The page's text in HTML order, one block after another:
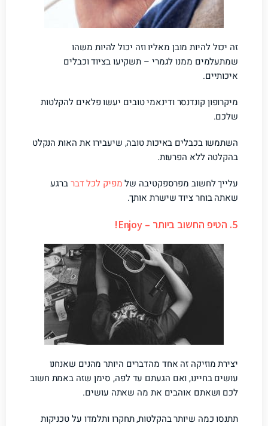
זה יכול להיות מובן מאליו וזה יכול להיות משהו
שמתעלמים ממנו לגמרי – תשקיעו בציוד וכבלים
איכותיים.
מיקרופון קונדנסר ודינאמי טובים יעשו פלאים להקלטות
שלכם.
השתמשו בכבלים באיכות טובה, שיעבירו את האות הנקלט
בהקלטה ללא הפרעות.
עלייך לחשוב מפרספקטיבה שלמפיק לכל דברברגע
שאתה בוחר ציוד שישרת אותך.
5. הטיפ החשוב ביותר – Enjoy!
יצירת מוזיקה זה אחד מהדברים היותר מהנים שאנחנו
עושים בחיינו, ואם הגעתם עד לפה, סימן שזה באמת חשוב
לכם ושאתם אוהבים את מה שאתה עושים.
תתנסו כמה שיותר בהקלטות, תחקרו ותלמדו על טכניקות